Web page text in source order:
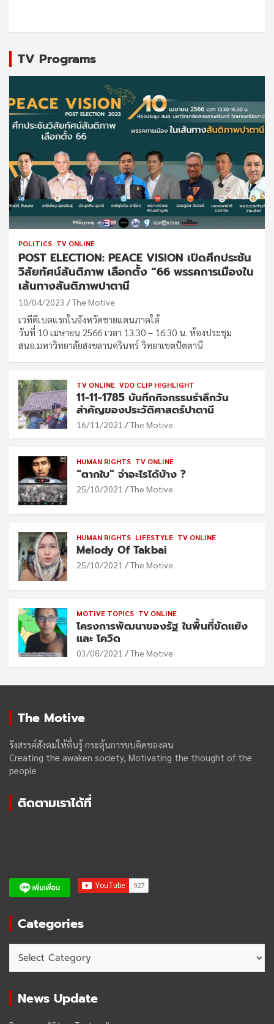
TV Programs
POLITICS TV ONLINE
POST ELECTION: PEACE VISION เปิดศึกประชัน
วิสัยทัศน์สันติภาพ เลือกตั้ง “66 พรรคการเมืองใน
เส้นทางสันติภาพปาตานี
10/04/2023 The Motive
เวทีดีเบตแรกในจังหวัดชายแดนภาคใต้
วันที่ 10 เมษายน 2566 เวลา 13.30 – 16.30 น. ห้องประชุม
สนอ.มหาวิทยาลัยสงขลานครินทร์ วิทยาเขตปัตตานี
TV ONLINE VDO CLIP HIGHLIGHT
11-11-1785 บันทึกกิจกรรมรำลึกวัน
สำคัญของประวัติศาสตร์ปาตานี
16/11/2021 The Motive
HUMAN RIGHTS TV ONLINE
“ตากใบ” จำอะไรได้บ้าง ?
25/10/2021 The Motive
HUMAN RIGHTS LIFESTYLE TV ONLINE
Melody Of Takbai
25/10/2021 The Motive
MOTIVE TOPICS TV ONLINE
โครงการพัฒนาของรัฐ ในพื้นที่ขัดแย้ง
และ โควิด
03/08/2021 The Motive
The Motive
รังสรรค์สังคมให้ตื่นรู้ กระตุ้นการขบคิดของฅน
Creating the awaken society, Motivating the thought of the
people
ติดตามเราได้ที่
Categories
News Update